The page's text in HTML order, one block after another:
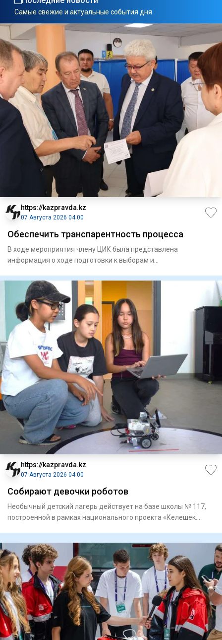
Самые свежие и актуальные события дня
https://kazpravda.kz
07 Августа 2026 04:00
Обеспечить транспарентность процесса
В ходе мероприятия члену ЦИК была представлена
информация о ходе подготовки к выборам и
https://kazpravda.kz
07 Августа 2026 04:00
Собирают девочки роботов
Необычный детский лагерь действует на базе школы № 117,
построенной в рамках национального проекта «Келешек